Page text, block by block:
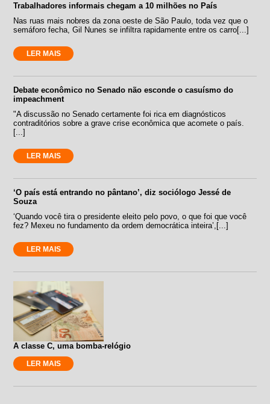
Trabalhadores informais chegam a 10 milhões no País
Nas ruas mais nobres da zona oeste de São Paulo, toda vez que o
semáforo fecha, Gil Nunes se infiltra rapidamente entre os carro[...]
LER MAIS
Debate econômico no Senado não esconde o casuísmo do
impeachment
"A discussão no Senado certamente foi rica em diagnósticos
contraditórios sobre a grave crise econômica que acomete o país.
[...]
LER MAIS
‘O país está entrando no pântano’, diz sociólogo Jessé de
Souza
‘Quando você tira o presidente eleito pelo povo, o que foi que você
fez? Mexeu no fundamento da ordem democrática inteira’,[...]
LER MAIS
A classe C, uma bomba-relógio
LER MAIS